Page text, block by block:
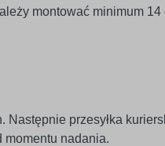
montować minimum
Następnie przesyłka
momentu nadania.